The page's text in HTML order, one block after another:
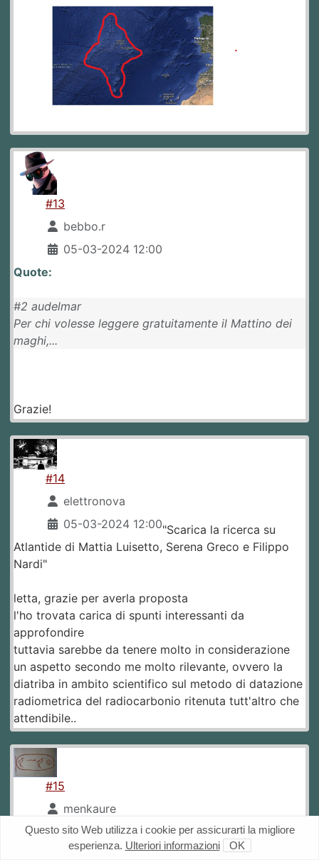
#13
bebbo.r
05-03-2024 12:00
Quote:
#2 audelmar
Per chi volesse leggere gratuitamente il Mattino dei
maghi,...
Grazie!
#14
elettronova
05-03-2024 12:00"Scarica la ricerca su
Atlantide di Mattia Luisetto, Serena Greco e Filippo
Nardi"
letta, grazie per averla proposta
l'ho trovata carica di spunti interessanti da
approfondire
tuttavia sarebbe da tenere molto in considerazione
un aspetto secondo me molto rilevante, ovvero la
diatriba in ambito scientifico sul metodo di datazione
radiometrica del radiocarbonio ritenuta tutt'altro che
attendibile..
#15
menkaure
05-03-2024 12:03Platone parla anche di
precessione degli equinozi e di ciclicità delle civiltà
Questo sito Web utilizza i cookie per assicurarti la migliore
esperienza. Ulteriori informazioni OK